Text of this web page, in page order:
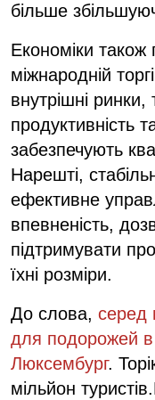
більше
Економіки також
міжнародній
внутрішні ринки,
продуктивність
забезпечують
Нарешті,
ефективне
впевненість,
підтримувати
їхні розміри.
До слова, серед
для подорожей
Люксембург.
мільйон